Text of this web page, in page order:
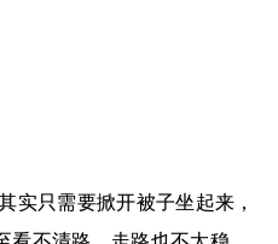
实只需要掀开被子坐起来，